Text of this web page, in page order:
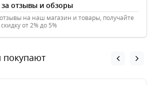
отзывы и обзоры
на наш магазин и товары, получайте
от 2% до 5%
покупают